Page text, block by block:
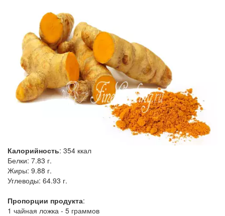
Калорийность: 354 ккал
Белки: 7.83 г.
Жиры: 9.88 г.
Углеводы: 64.93 г.
Пропорции продукта:
1 чайная ложка - 5 граммов